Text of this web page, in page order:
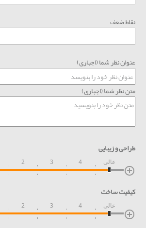
نقاط ضعف
عنوان نظر شما (اجباری)
متن نظر شما (اجباری)
طراحی و زیبایی
2 3 4 عالی
کیفیت ساخت
2 3 4 عالی